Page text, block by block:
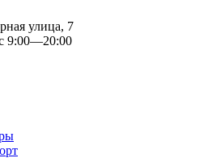
улица, 7